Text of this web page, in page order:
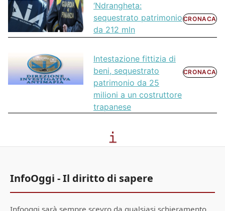
‘Ndrangheta:
sequestrato patrimonio
da 212 mln
CRONACA
Intestazione fittizia di
beni, sequestrato
patrimonio da 25
milioni a un costruttore
trapanese
CRONACA
InfoOggi - Il diritto di sapere